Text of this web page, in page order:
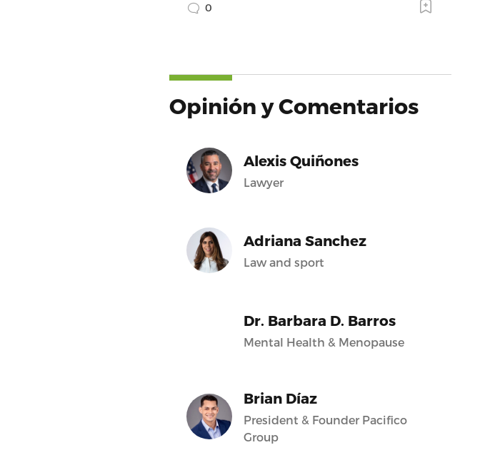
0
Opinión y Comentarios
Alexis Quiñones
Lawyer
Adriana Sanchez
Law and sport
Dr. Barbara D. Barros
Mental Health & Menopause
Brian Díaz
President & Founder Pacifico
Group